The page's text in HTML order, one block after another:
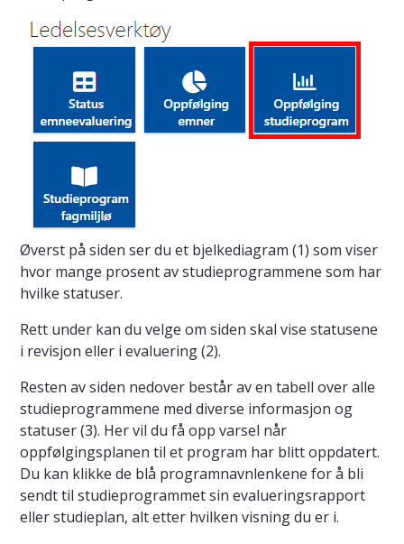
Øverst på siden ser du et bjelkediagram (1) som viser
hvor mange prosent av studieprogrammene som har
hvilke statuser.
Rett under kan du velge om siden skal vise statusene
i revisjon eller i evaluering (2).
Resten av siden nedover består av en tabell over alle
studieprogrammene med diverse informasjon og
statuser (3). Her vil du få opp varsel når
oppfølgingsplanen til et program har blitt oppdatert.
Du kan klikke de blå programnavnlenkene for å bli
sendt til studieprogrammet sin evalueringsrapport
eller studieplan, alt etter hvilken visning du er i.